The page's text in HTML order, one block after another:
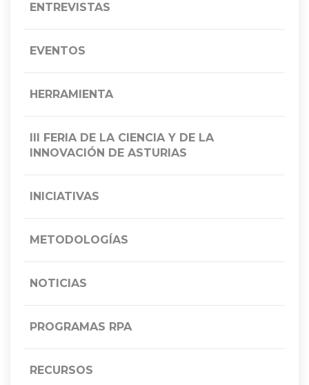
ENTREVISTAS
EVENTOS
HERRAMIENTA
III FERIA DE LA CIENCIA Y DE LA
INNOVACIÓN DE ASTURIAS
INICIATIVAS
METODOLOGÍAS
NOTICIAS
PROGRAMAS RPA
RECURSOS